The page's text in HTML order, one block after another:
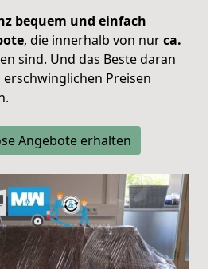
bequem und einfach
, die innerhalb von nurca.
sind. Und das Beste daran
erschwinglichen Preisen
Angebote erhalten